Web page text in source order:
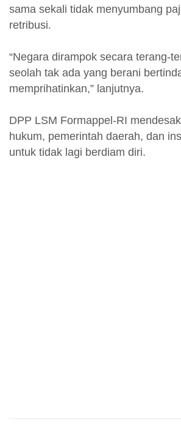
sama sekali tidak menyumbang
retribusi.
“Negara dirampok secara terang-
seolah tak ada yang berani
memprihatinkan,” lanjutnya.
DPP LSM Formappel-RI
hukum, pemerintah daerah, dan
untuk tidak lagi berdiam diri.